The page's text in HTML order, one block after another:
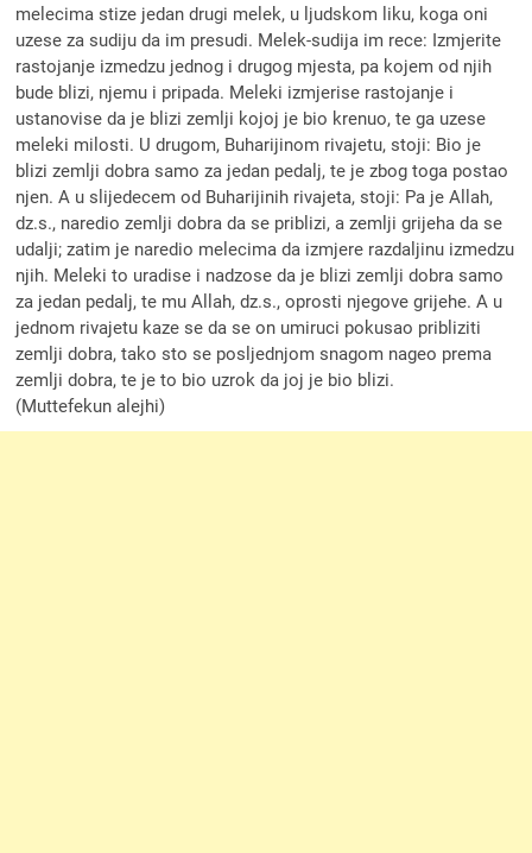
melecima stize jedan drugi melek, u ljudskom liku, koga oni
uzese za sudiju da im presudi. Melek-sudija im rece: Izmjerite
rastojanje izmedzu jednog i drugog mjesta, pa kojem od njih
bude blizi, njemu i pripada. Meleki izmjerise rastojanje i
ustanovise da je blizi zemlji kojoj je bio krenuo, te ga uzese
meleki milosti. U drugom, Buharijinom rivajetu, stoji: Bio je
blizi zemlji dobra samo za jedan pedalj, te je zbog toga postao
njen. A u slijedecem od Buharijinih rivajeta, stoji: Pa je Allah,
dz.s., naredio zemlji dobra da se priblizi, a zemlji grijeha da se
udalji; zatim je naredio melecima da izmjere razdaljinu izmedzu
njih. Meleki to uradise i nadzose da je blizi zemlji dobra samo
za jedan pedalj, te mu Allah, dz.s., oprosti njegove grijehe. A u
jednom rivajetu kaze se da se on umiruci pokusao pribliziti
zemlji dobra, tako sto se posljednjom snagom nageo prema
zemlji dobra, te je to bio uzrok da joj je bio blizi.
(Muttefekun alejhi)